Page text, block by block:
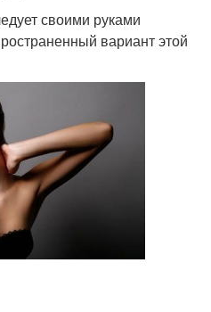
своими руками
вариант этой